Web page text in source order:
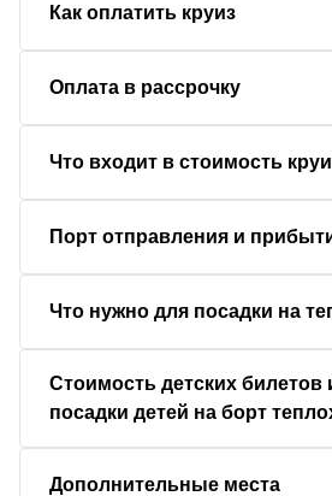
Как оплатить круиз
Оплата в рассрочку
Что входит в стоимость
Порт отправления и
Что нужно для посадки на
Стоимость детских билетов
посадки детей на борт
Дополнительные места